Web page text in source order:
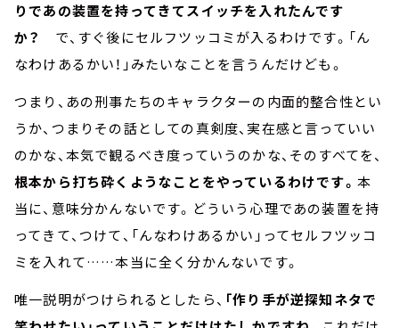
りであの装置を持ってきてスイッチを入れたんです
か？ で、すぐ後にセルフツッコミが入るわけです。「ん
なわけあるかい！」みたいなことを言うんだけども。
つまり、あの刑事たちのキャラクターの内面的整合性とい
うか、つまりその話としての真剣度、実在感と言っていい
のかな、本気で観るべき度っていうのかな、そのすべてを、
根本から打ち砕くようなことをやっているわけです。 本
当に、意味分かんないです。どういう心理であの装置を持
ってきて、つけて、「んなわけあるかい」ってセルフツッコ
ミを入れて……本当に全く分かんないです。
唯一説明がつけられるとしたら、 「作り手が逆探知ネタで